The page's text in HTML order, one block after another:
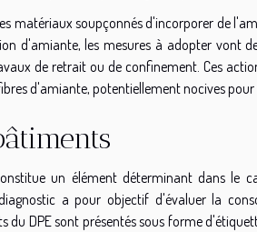
matériaux soupçonnés d'incorporer de
d'amiante, les mesures à adopter vont
de retrait ou de confinement. Ces
d'amiante, potentiellement nocives pour
un élément déterminant dans le
a pour objectif d'évaluer la
DPE sont présentés sous forme